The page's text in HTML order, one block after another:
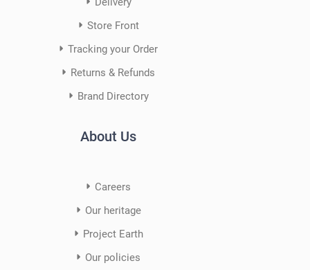
Store Front
Tracking your Order
Returns & Refunds
Brand Directory
About Us
Careers
Our heritage
Project Earth
Our policies